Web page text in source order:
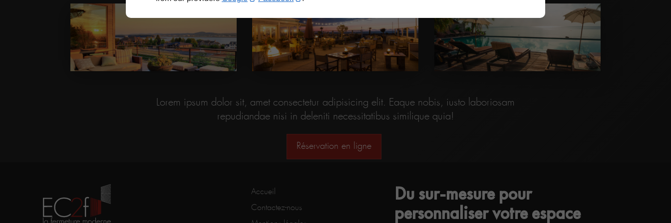
Lorem ipsum dolor sit, amet consectetur adipisicing elit. Eaque nobis, iusto laboriosam
repudiandae nisi in deleniti necessitatibus similique quia!
Réservation en ligne
Accueil
Contactez-nous
Du sur-mesure pour
personnaliser votre espace